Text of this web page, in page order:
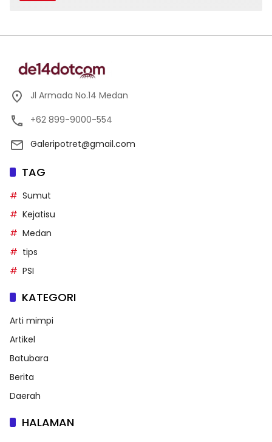
Jl Armada No.14 Medan
+62 899-9000-554
Galeripotret@gmail.com
TAG
Sumut
Kejatisu
Medan
tips
PSI
KATEGORI
Arti mimpi
Artikel
Batubara
Berita
Daerah
HALAMAN